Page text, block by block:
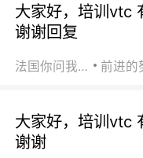
大家好，培训vtc
谢谢回复
法国你问我答 前进的
大家好，培训vtc
谢谢